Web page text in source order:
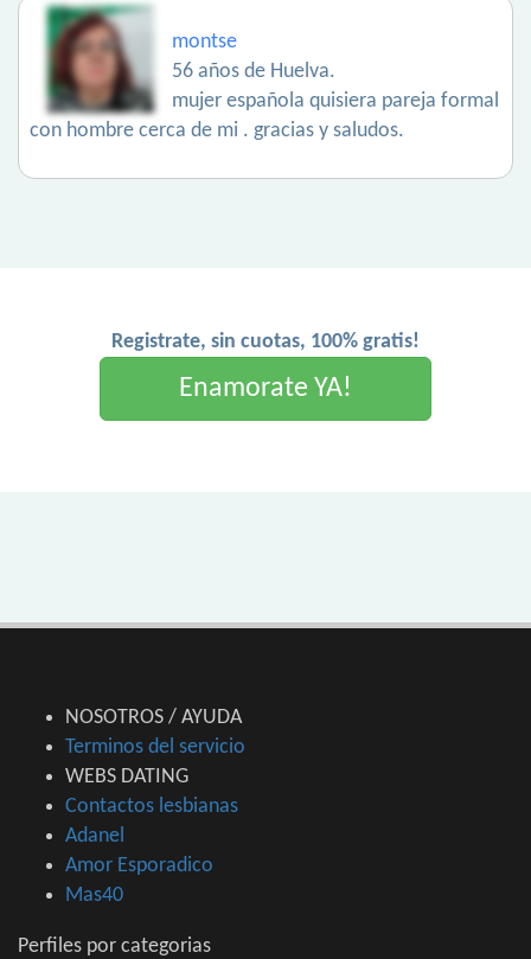
montse
56 años de Huelva.
mujer española quisiera pareja formal
con hombre cerca de mi . gracias y saludos.
Registrate, sin cuotas, 100% gratis!
Enamorate YA!
NOSOTROS / AYUDA
Terminos del servicio
WEBS DATING
Contactos lesbianas
Adanel
Amor Esporadico
Mas40
Perfiles por categorias